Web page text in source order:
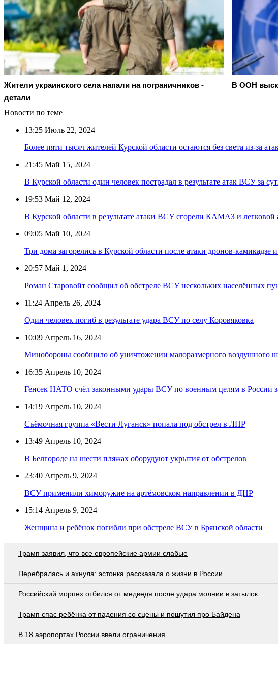
Жители украинского села напали на пограничников -
детали
В ООН
Новости по теме
13:25 Июль 22, 2024
Более пяти тысяч жителей Курской области остаются без света из-за
21:45 Май 15, 2024
В Курской области один человек пострадал в результате атак ВСУ за
19:53 Май 12, 2024
В Курской области в результате атаки ВСУ сгорели КАМАЗ и легковой
09:05 Май 10, 2024
Три дома загорелись в Курской области после атаки дронов-камикадзе
20:57 Май 1, 2024
Роман Старовойт сообщил об обстреле ВСУ нескольких населённых
11:24 Апрель 26, 2024
Один человек погиб в результате удара ВСУ по селу Коровяковка
10:09 Апрель 16, 2024
Минобороны сообщило об уничтожении малоразмерного воздушного
16:35 Апрель 10, 2024
Генсек НАТО счёл законными удары ВСУ по военным целям в России
14:19 Апрель 10, 2024
Съёмочная группа «Вести Луганск» попала под обстрел в ЛНР
13:49 Апрель 10, 2024
В Белгороде на шести пляжах оборудуют укрытия от обстрелов
23:40 Апрель 9, 2024
ВСУ применили химоружие на артёмовском направлении в ДНР
15:14 Апрель 9, 2024
Женщина и ребёнок погибли при обстреле ВСУ в Брянской области
Трамп заявил, что все европейские армии слабые
Перебралась и ахнула: эстонка рассказала о жизни в России
Российский морпех отбился от медведя после удара молнии в затылок
Трамп спас ребёнка от падения со сцены и пошутил про Байдена
В 18 аэропортах России ввели ограничения